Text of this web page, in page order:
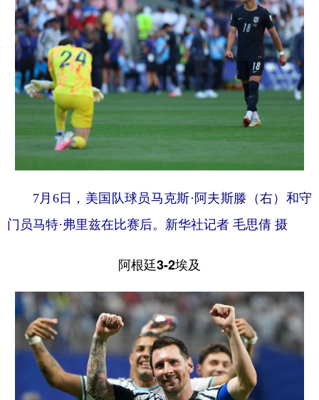
7月6日，美国队球员马克斯·阿夫斯滕（右）和守
门员马特·弗里兹在比赛后。新华社记者 毛思倩 摄
阿根廷3-2埃及